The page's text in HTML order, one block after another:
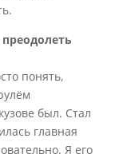
понять,
был. Стал
главная
Я его